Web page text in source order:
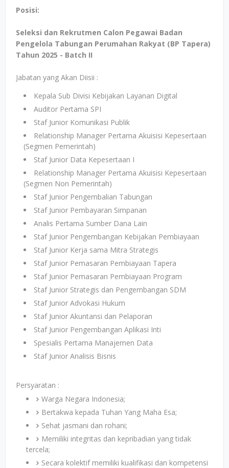
Posisi:
Seleksi dan Rekrutmen Calon Pegawai Badan
Pengelola Tabungan Perumahan Rakyat (BP Tapera)
Tahun 2025 - Batch II
Jabatan yang Akan Diisii :
Kepala Sub Divisi Kebijakan Layanan Digital
Auditor Pertama SPI
Staf Junior Komunikasi Publik
Relationship Manager Pertama Akuisisi Kepesertaan
(Segmen Pemerintah)
Staf Junior Data Kepesertaan I
Relationship Manager Pertama Akuisisi Kepesertaan
(Segmen Non Pemerintah)
Staf Junior Pengembalian Tabungan
Staf Junior Pembayaran Simpanan
Analis Pertama Sumber Dana Lain
Staf Junior Pengembangan Kebijakan Pembiayaan
Staf Junior Kerja sama Mitra Strategis
Staf Junior Pemasaran Pembiayaan Tapera
Staf Junior Pemasaran Pembiayaan Program
Staf Junior Strategis dan Pengembangan SDM
Staf Junior Advokasi Hukum
Staf Junior Akuntansi dan Pelaporan
Staf Junior Pengembangan Aplikasi Inti
Spesialis Pertama Manajemen Data
Staf Junior Analisis Bisnis
Persyaratan :
Warga Negara Indonesia;
Bertakwa kepada Tuhan Yang Maha Esa;
Sehat jasmani dan rohani;
Memiliki integritas dan kepribadian yang tidak
tercela;
Secara kolektif memiliki kualifikasi dan kompetensi